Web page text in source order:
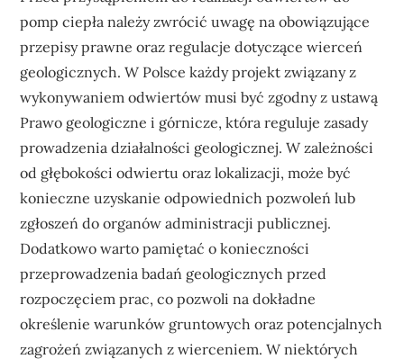
pomp ciepła należy zwrócić uwagę na obowiązujące
przepisy prawne oraz regulacje dotyczące wierceń
geologicznych. W Polsce każdy projekt związany z
wykonywaniem odwiertów musi być zgodny z ustawą
Prawo geologiczne i górnicze, która reguluje zasady
prowadzenia działalności geologicznej. W zależności
od głębokości odwiertu oraz lokalizacji, może być
konieczne uzyskanie odpowiednich pozwoleń lub
zgłoszeń do organów administracji publicznej.
Dodatkowo warto pamiętać o konieczności
przeprowadzenia badań geologicznych przed
rozpoczęciem prac, co pozwoli na dokładne
określenie warunków gruntowych oraz potencjalnych
zagrożeń związanych z wierceniem. W niektórych